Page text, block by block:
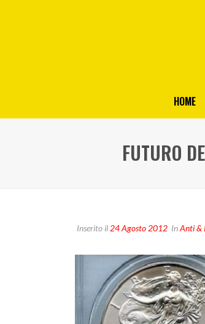
HOME
FUTURO
Inserito il 24 Agosto 2012 InAnti &